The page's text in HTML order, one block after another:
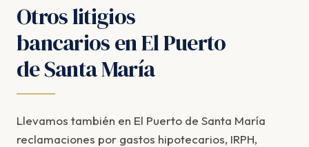
Otros litigios
bancarios en El Puerto
de Santa María
Llevamos también en El Puerto de Santa María
reclamaciones por gastos hipotecarios, IRPH,